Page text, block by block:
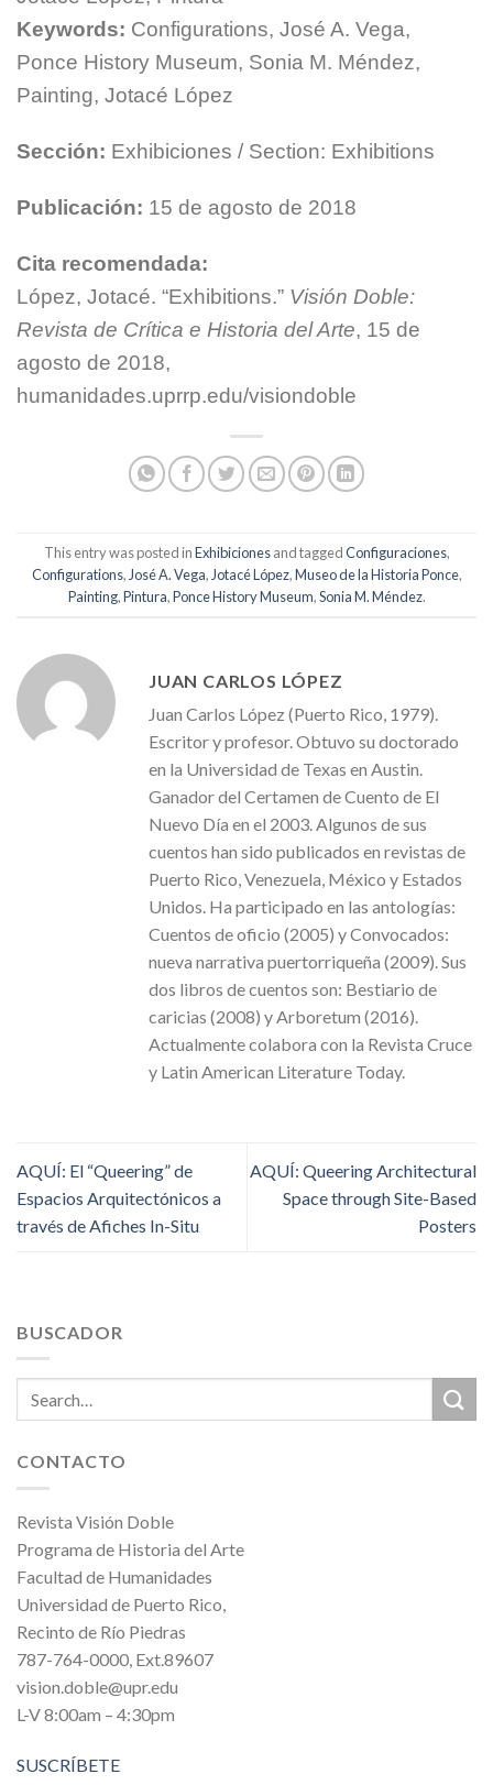
Keywords: Configurations, José A. Vega,
Ponce History Museum, Sonia M. Méndez,
Painting, Jotacé López
Sección: Exhibiciones / Section: Exhibitions
Publicación: 15 de agosto de 2018
Cita recomendada:
López, Jotacé. “Exhibitions.” Visión Doble:
Revista de Crítica e Historia del Arte, 15 de
agosto de 2018,
humanidades.uprrp.edu/visiondoble
This entry was posted inExhibicionesand taggedConfiguraciones,
Configurations, José A. Vega, Jotacé López,Museo de la Historia Ponce,
Painting,Pintura,Ponce History Museum,Sonia M. Méndez.
JUAN CARLOS LÓPEZ
Juan Carlos López (Puerto Rico, 1979).
Escritor y profesor. Obtuvo su doctorado
en la Universidad de Texas en Austin.
Ganador del Certamen de Cuento de El
Nuevo Día en el 2003. Algunos de sus
cuentos han sido publicados en revistas de
Puerto Rico, Venezuela, México y Estados
Unidos. Ha participado en las antologías:
Cuentos de oficio (2005) y Convocados:
nueva narrativa puertorriqueña (2009). Sus
dos libros de cuentos son: Bestiario de
caricias (2008) y Arboretum (2016).
Actualmente colabora con la Revista Cruce
y Latin American Literature Today.
AQUÍ: El “Queering” de
Espacios Arquitectónicos a
través de Afiches In-Situ
AQUÍ: Queering Architectural
Space through Site-Based
Posters
BUSCADOR
CONTACTO
Revista Visión Doble
Programa de Historia del Arte
Facultad de Humanidades
Universidad de Puerto Rico,
Recinto de Río Piedras
787-764-0000, Ext.89607
vision.doble@upr.edu
L-V 8:00am – 4:30pm
SUSCRÍBETE